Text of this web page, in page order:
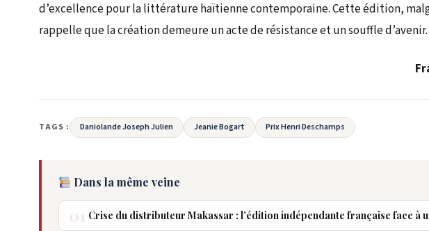
d’excellence pour la littérature haïtienne contemporaine. Cette édition,
rappelle que la création demeure un acte de résistance et un souffle d’avenir.
TAGS : Daniolande Joseph Julien Jeanie Bogart Prix Henri Deschamps
Dans la même veine
Crise du distributeur Makassar : l’édition indépendante française face à